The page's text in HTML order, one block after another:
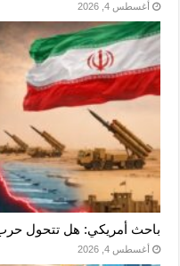
أغسطس 4, 2026
باحث أمريكي: هل تتحول
أغسطس 4, 2026